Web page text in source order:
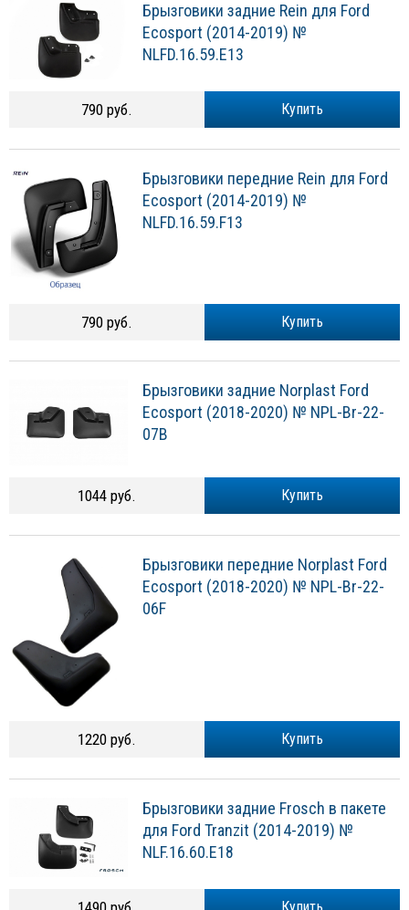
Брызговики задние Rein для Ford
Ecosport (2014-2019) №
NLFD.16.59.E13
Купить
790 руб.
Брызговики передние Rein для Ford
Ecosport (2014-2019) №
NLFD.16.59.F13
Купить
790 руб.
Брызговики задние Norplast Ford
Ecosport (2018-2020) № NPL-Br-22-
07B
Купить
1044 руб.
Брызговики передние Norplast Ford
Ecosport (2018-2020) № NPL-Br-22-
06F
Купить
1220 руб.
Брызговики задние Frosch в пакете
для Ford Tranzit (2014-2019) №
NLF.16.60.E18